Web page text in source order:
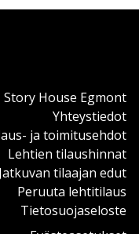
(1954)
(2012)
(1964)
Story House Egmont
Yhteystiedot
ja toimitusehdot
Lehtien tilaushinnat
Jatkuvan tilaajan edut
Peruuta lehtitilaus
Tietosuojaseloste